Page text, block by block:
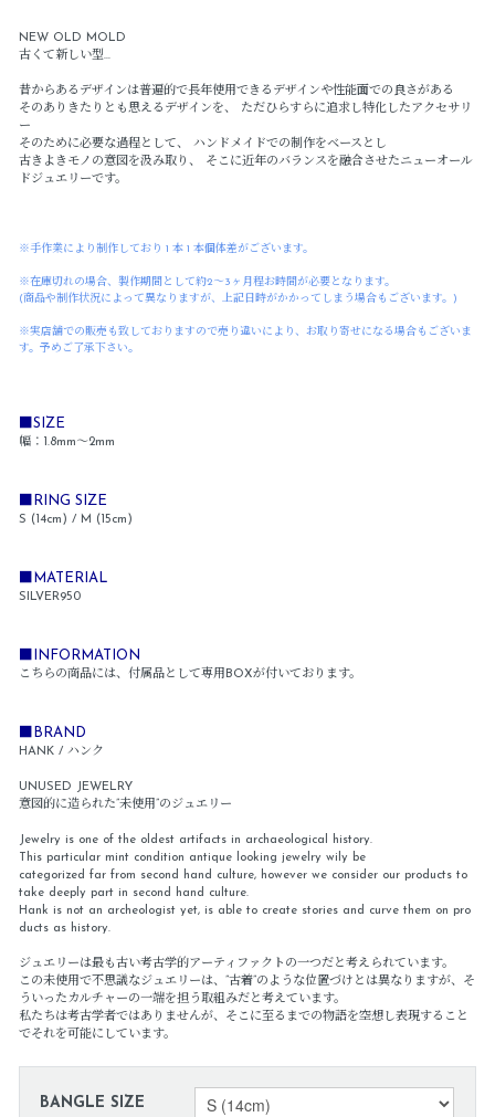
NEW OLD MOLD
古くて新しい型…
昔からあるデザインは普遍的で長年使用できるデザインや性能面での良さがある
そのありきたりとも思えるデザインを、 ただひらすらに追求し特化したアクセサリ
ー
そのために必要な過程として、 ハンドメイドでの制作をベースとし
古きよきモノの意図を汲み取り、 そこに近年のバランスを融合させたニューオール
ドジュエリーです。
※手作業により制作しており 1 本 1 本個体差がございます。
※在庫切れの場合、製作期間として約2～3ヶ月程お時間が必要となります。
(商品や制作状況によって異なりますが、上記日時がかかってしまう場合もございます。)
※実店舗での販売も致しておりますので売り違いにより、お取り寄せになる場合もございま
す。予めご了承下さい。
■SIZE
幅：1.8mm～2mm
■RING SIZE
S (14cm) / M (15cm)
■MATERIAL
SILVER950
■INFORMATION
こちらの商品には、付属品として専用BOXが付いております。
■BRAND
HANK / ハンク
UNUSED JEWELRY
意図的に造られた”未使用”のジュエリー
Jewelry is one of the oldest artifacts in archaeological history.
This particular mint condition antique looking jewelry wily be
categorized far from second hand culture, however we consider our products to
take deeply part in second hand culture.
Hank is not an archeologist yet, is able to create stories and curve them on pro
ducts as history.
ジュエリーは最も古い考古学的アーティファクトの一つだと考えられています。
この未使用で不思議なジュエリーは、”古着”のような位置づけとは異なりますが、そ
ういったカルチャーの一端を担う取組みだと考えています。
私たちは考古学者ではありませんが、そこに至るまでの物語を空想し表現すること
でそれを可能にしています。
BANGLE SIZE